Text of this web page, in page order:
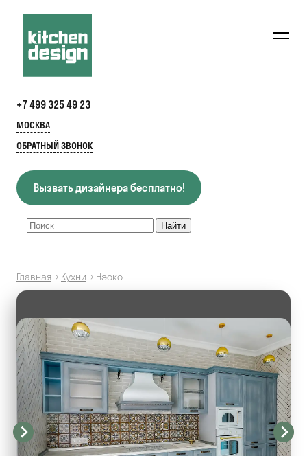
+7 499 325 49 23
МОСКВА
ОБРАТНЫЙ ЗВОНОК
Вызвать дизайнера бесплатно!
Главная→ Кухни → Нэоко